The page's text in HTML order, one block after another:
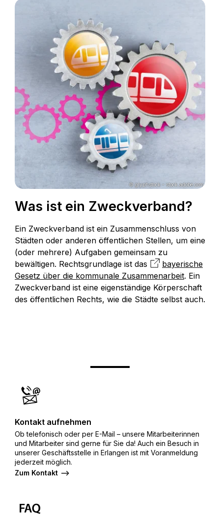
© glyphstock - stock.adobe.com
Was ist ein Zweckverband?
Ein Zweckverband ist ein Zusammenschluss von
Städten oder anderen öffentlichen Stellen, um eine
(oder mehrere) Aufgaben gemeinsam zu
bewältigen. Rechtsgrundlage ist das
bayerische
Gesetz über die kommunale Zusammenarbeit. Ein
Zweckverband ist eine eigenständige Körperschaft
des öffentlichen Rechts, wie die Städte selbst auch.
Kontakt aufnehmen
Ob telefonisch oder per E-Mail – unsere Mitarbeiterinnen
und Mitarbeiter sind gerne für Sie da! Auch ein Besuch in
unserer Geschäftsstelle in Erlangen ist mit Voranmeldung
jederzeit möglich.
Zum Kontakt